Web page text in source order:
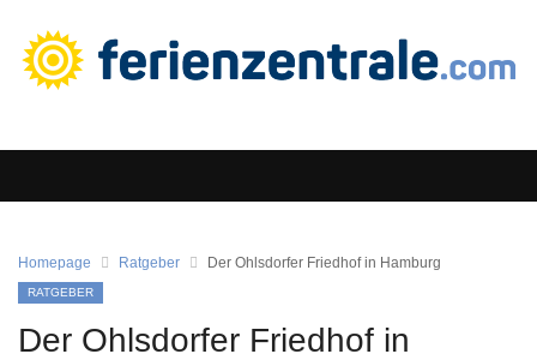
Homepage Ratgeber Der Ohlsdorfer Friedhof in Hamburg
RATGEBER
Der Ohlsdorfer Friedhof in